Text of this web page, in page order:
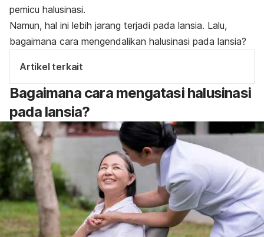
pemicu halusinasi.
Namun, hal ini lebih jarang terjadi pada lansia. Lalu,
bagaimana cara mengendalikan halusinasi pada lansia?
Artikel terkait
Bagaimana cara mengatasi halusinasi
pada lansia?